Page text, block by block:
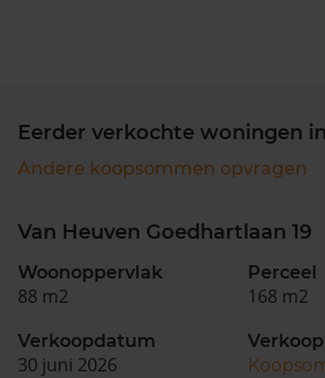
Eerder verkochte woningen
Andere koopsommen opvragen
Van Heuven Goedhartlaan 19
Woonoppervlak
88 m2
Perceel
168 m2
Verkoopdatum
30 juni 2026